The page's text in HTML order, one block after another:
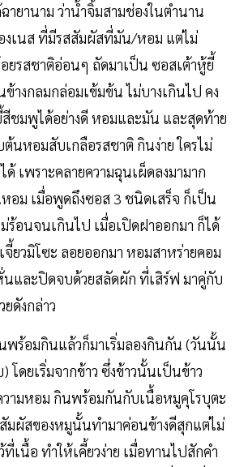
ยานาม ว่าน้ำจิ้มสามช่องในตำนาน
งเนส ที่มีรสสัมผัสที่มัน/หอม แต่ไม่
ยรสชาติอ่อนๆ ถัดมาเป็น ซอสเต้าหู้ยี้
างกลมกล่อมเข้มข้น ไม่บางเกินไป คง
สีชมพูได้อย่างดี หอมและมัน และสุดท้าย
นหอมสับเกลือรสชาติ กินง่าย ใครไม่
เพราะคลายความฉุนเผ็ดลงมามาก
อม เมื่อพูดถึงซอส 3 ชนิดเสร็จ ก็เป็น
อนจนเกินไป เมื่อเปิดฝาออกมา ก็ได้
จี้ยวมิโซะ ลอยออกมา หอมสาหร่ายคอม
และปิดจบด้วยสลัดผัก ที่เสิร์ฟ มาคู่กับ
ดังกล่าว
พร้อมกินแล้วก็มาเริ่มลองกินกัน (วันนั้น
โดยเริ่มจากข้าว ซึ่งข้าวนั้นเป็นข้าว
ามหอม กินพร้อมกันกับเนื้อหมูคุโรบุตะ
มผัสของหมูนั้นทำมาค่อนข้างดีสุกแต่ไม่
ที่เนื้อ ทำให้เคี้ยวง่าย เมื่อทานไปสักคำ